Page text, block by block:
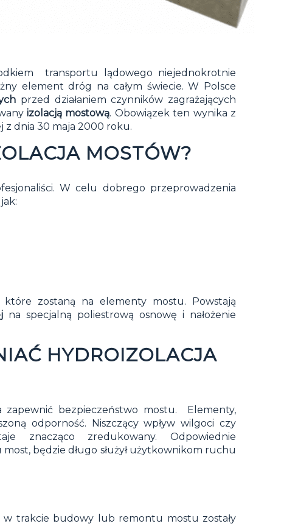
transportu lądowego niejednokrotnie
element dróg na całym świecie. W Polsce
przed działaniem czynników zagrażających
izolacją mostową. Obowiązek ten wynika z
z dnia 30 maja 2000 roku.
MOSTÓW?
W celu dobrego przeprowadzenia
zostaną na elementy mostu. Powstają
na specjalną poliestrową osnowę i nałożenie
HYDROIZOLACJA
zapewnić bezpieczeństwo mostu. Elementy,
odporność. Niszczący wpływ wilgoci czy
znacząco zredukowany. Odpowiednie
będzie długo służył użytkownikom ruchu
trakcie budowy lub remontu mostu zostały